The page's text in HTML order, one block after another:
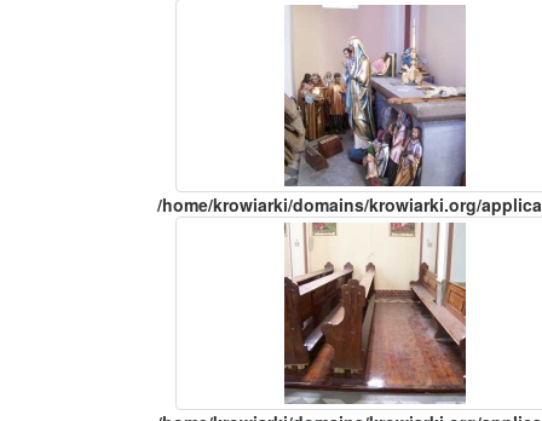
/home/krowiarki/domains/krowiarki.org/